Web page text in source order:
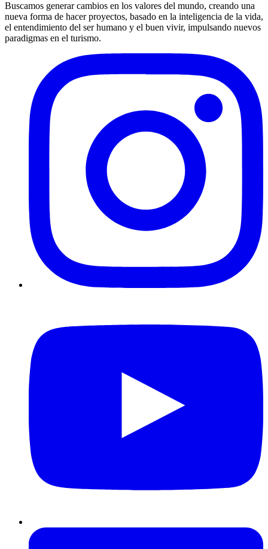
Buscamos generar cambios en los valores del mundo, creando una
nueva forma de hacer proyectos, basado en la inteligencia de la vida,
el entendimiento del ser humano y el buen vivir, impulsando nuevos
paradigmas en el turismo.